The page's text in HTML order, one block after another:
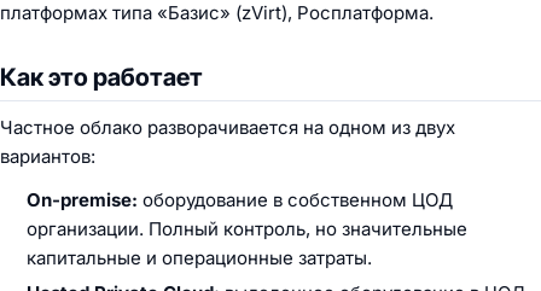
платформах типа «Базис» (zVirt), Росплатформа.
Как это работает
Частное облако разворачивается на одном из двух
вариантов:
On-premise: оборудование в собственном ЦОД
организации. Полный контроль, но значительные
капитальные и операционные затраты.